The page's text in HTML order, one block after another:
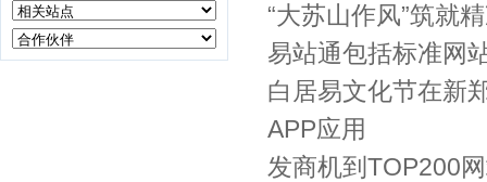
“大苏山作风”筑就
易站通包括标准网
白居易文化节在新
APP应用
发商机到TOP200